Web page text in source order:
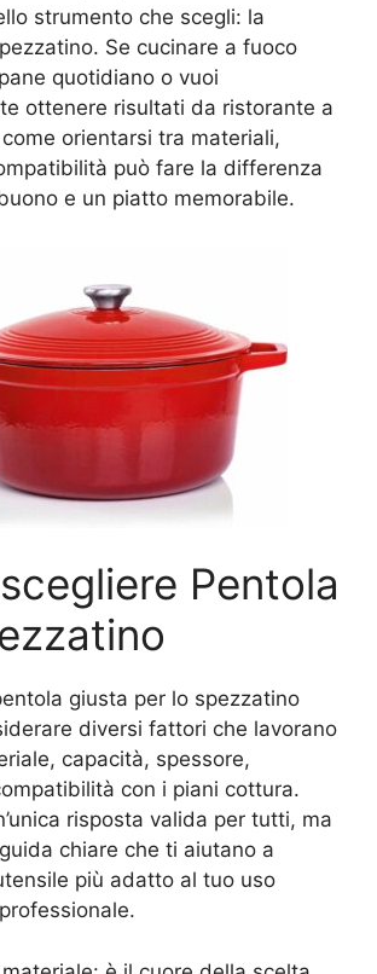
strumento che scegli: la
Se cucinare a fuoco
quotidiano o vuoi
ottenere risultati da ristorante a
orientarsi tra materiali,
può fare la differenza
e un piatto memorabile.
Pentola
giusta per lo spezzatino
diversi fattori che lavorano
capacità, spessore,
con i piani cottura.
risposta valida per tutti, ma
chiare che ti aiutano a
più adatto al tuo uso